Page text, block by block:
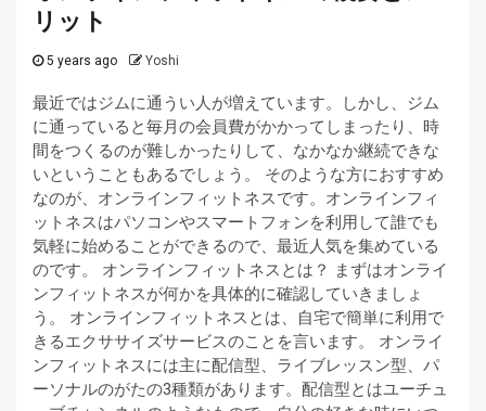
リット
5 years ago Yoshi
最近ではジムに通うい人が増えています。しかし、ジム
に通っていると毎月の会員費がかかってしまったり、時
間をつくるのが難しかったりして、なかなか継続できな
いということもあるでしょう。 そのような方におすすめ
なのが、オンラインフィットネスです。オンラインフィ
ットネスはパソコンやスマートフォンを利用して誰でも
気軽に始めることができるので、最近人気を集めている
のです。 オンラインフィットネスとは？ まずはオンライ
ンフィットネスが何かを具体的に確認していきましょ
う。 オンラインフィットネスとは、自宅で簡単に利用で
きるエクササイズサービスのことを言います。 オンライ
ンフィットネスには主に配信型、ライブレッスン型、パ
ーソナルのがたの3種類があります。配信型とはユーチュ